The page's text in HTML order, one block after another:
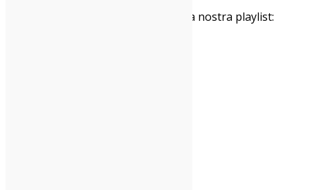
Riascolta tutte le canzoni bomba alla nostra playlist: